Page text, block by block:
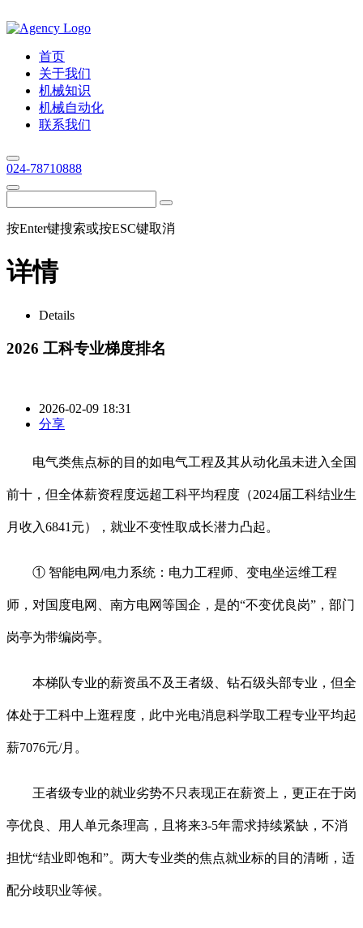
首页
关于我们
机械知识
机械自动化
联系我们
024-78710888
按Enter键搜索或按ESC键取消
详情
Details
2026 工科专业梯度排名
2026-02-09 18:31
分享
电气类焦点标的目的如电气工程及其从动化虽未进入全国
前十，但全体薪资程度远超工科平均程度（2024届工科结业生
月收入6841元），就业不变性取成长潜力凸起。
① 智能电网/电力系统：电力工程师、变电坐运维工程
师，对国度电网、南方电网等国企，是的“不变优良岗”，部门
岗亭为带编岗亭。
本梯队专业的薪资虽不及王者级、钻石级头部专业，但全
体处于工科中上逛程度，此中光电消息科学取工程专业平均起
薪7076元/月。
王者级专业的就业劣势不只表现正在薪资上，更正在于岗
亭优良、用人单元条理高，且将来3-5年需求持续紧缺，不消
担忧“结业即饱和”。两大专业类的焦点就业标的目的清晰，适
配分歧职业等候。